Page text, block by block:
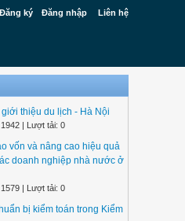
Đăng ký Đăng nhập Liên hệ
thiệu du lịch - Hà Nội
| Lượt tải: 0
vốn và nâng cao hiệu quả
doanh nghiệp nhà nước ở
| Lượt tải: 0
bị kiểm toán trong Kiểm